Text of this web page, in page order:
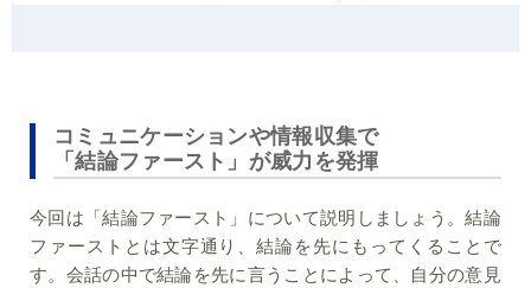
コミュニケーションや情報収集で
「結論ファースト」が威力を発揮
今回は「結論ファースト」について説明しましょう。結論
ファーストとは文字通り、結論を先にもってくることで
す。会話の中で結論を先に言うことによって、自分の意見